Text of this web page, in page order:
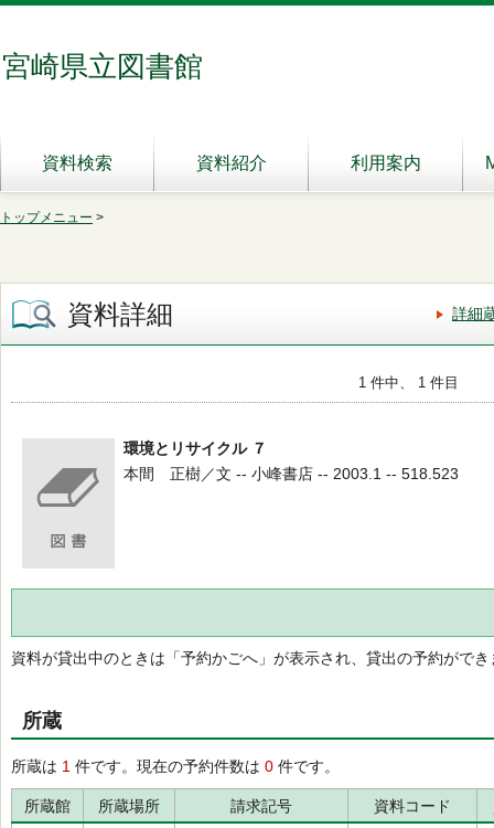
宮崎県立図書館
資料検索 資料紹介 利用案内
トップメニュー >
資料詳細 詳細
1 件中、 1 件目
環境とリサイクル ７
本間 正樹／文 -- 小峰書店 -- 2003.1 -- 518.523
資料が貸出中のときは「予約かごへ」が表示され、貸出の予約ができ
所蔵
所蔵は 1 件です。現在の予約件数は 0 件です。
所蔵館 所蔵場所 請求記号 資料コード